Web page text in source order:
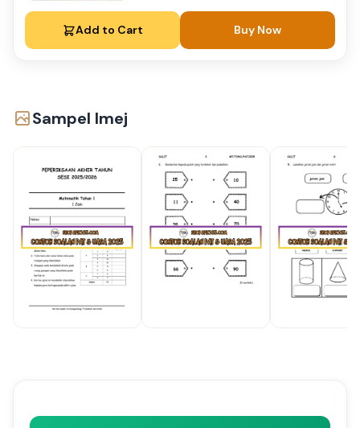
Add to Cart Buy Now
Sampel Imej